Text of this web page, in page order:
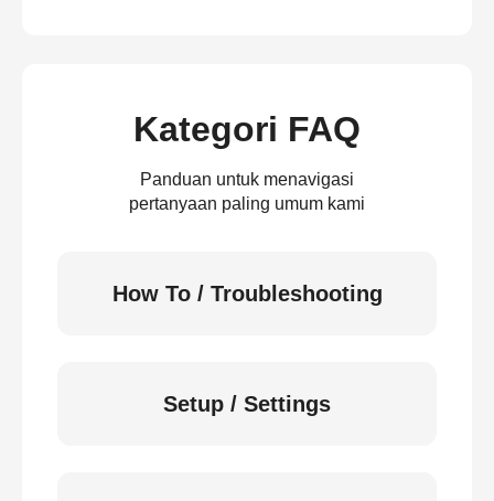
Kategori FAQ
Panduan untuk menavigasi
pertanyaan paling umum kami
How To / Troubleshooting
Setup / Settings